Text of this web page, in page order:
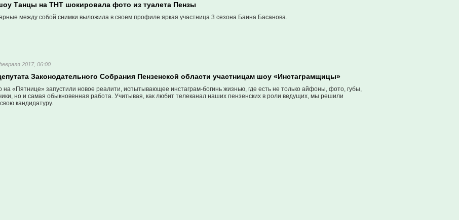
Танцы на ТНТ шокировала фото из туалета Пензы
между собой снимки выложила в своем профиле яркая участница 3 сезона Баина Басанова.
2017, 06:00
Законодательного Собрания Пензенской области участницам шоу «Инстаграмщицы»
на «Пятнице» запустили новое реалити, испытывающее инстаграм-богинь жизнью, где есть не только айфоны, фото, губы,
но и самая обыкновенная работа. Учитывая, как любит телеканал наших пензенских в роли ведущих, мы решили
кандидатуру.